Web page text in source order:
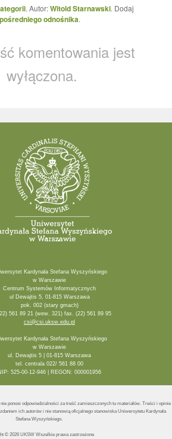
. Autor:Witold Starnawski. Dodaj
odnośnika.
komentowania jest
wyłączona.
Kardynała Stefana Wyszyńskiego
w Warszawie
Centrum Systemów Informatycznych
ul Dewajtis 5, 01-815 Warszawa
pok. 002 (stary gmach)
561 89 21 (wew. 321) fax. (22) 561 89 95
csi@csi.uksw.edu.pl
Kardynała Stefana Wyszyńskiego
w Warszawie
ul. Dewajtis 5 | 01-815 Warszawa
tel. centrala 022/ 561 88 00
525-00-12-946 | REGON: 000001956
ponosi odpowiedzialności za treść zamieszczonych tu materiałów. Treści i opinie
ich autorów i nie stanowią oficjalnego stanowiska Uniwersytetu Kardynała
Stefana Wyszyńskiego.
© 2026 UKSW Wszelkie prawa zastrzeżone